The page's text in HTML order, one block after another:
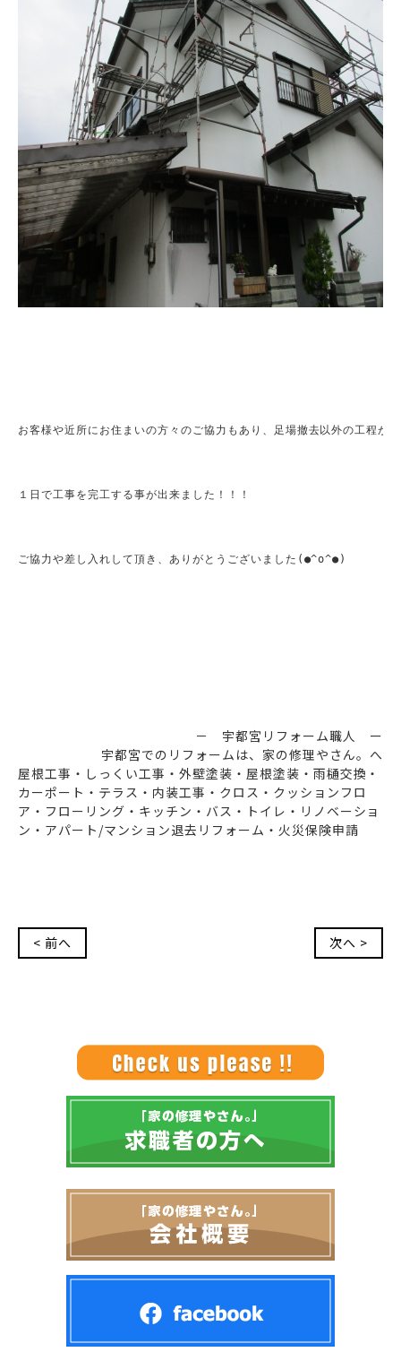
お客様や近所にお住まいの方々のご協力もあり、足場撤去以外の工程が
１日で工事を完工する事が出来ました！！！
ご協力や差し入れして頂き、ありがとうございました(●^o^●)
－ 宇都宮リフォーム職人 ー
宇都宮でのリフォームは、家の修理やさん。へ
屋根工事・しっくい工事・外壁塗装・屋根塗装・雨樋交換・
カーポート・テラス・内装工事・クロス・クッションフロ
ア・フローリング・キッチン・バス・トイレ・リノベーショ
ン・アパート/マンション退去リフォーム・火災保険申請
< 前へ 次へ >